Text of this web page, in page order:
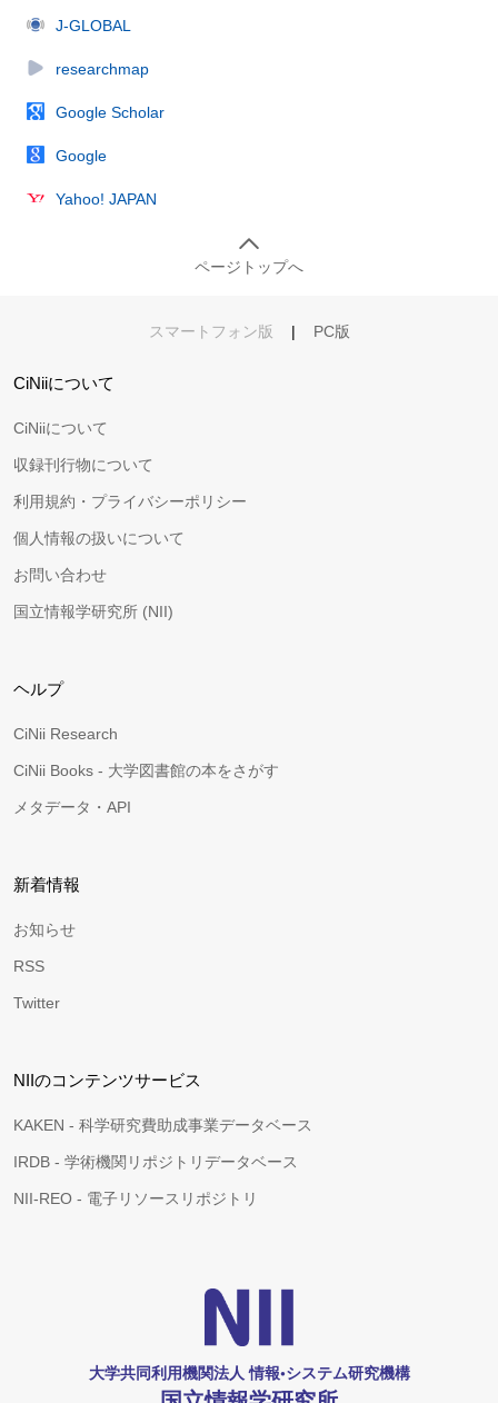
J-GLOBAL
researchmap
Google Scholar
Google
Yahoo! JAPAN
ページトップへ
スマートフォン版 | PC版
CiNiiについて
CiNiiについて
収録刊行物について
利用規約・プライバシーポリシー
個人情報の扱いについて
お問い合わせ
国立情報学研究所 (NII)
ヘルプ
CiNii Research
CiNii Books - 大学図書館の本をさがす
メタデータ・API
新着情報
お知らせ
RSS
Twitter
NIIのコンテンツサービス
KAKEN - 科学研究費助成事業データベース
IRDB - 学術機関リポジトリデータベース
NII-REO - 電子リソースリポジトリ
大学共同利用機関法人 情報•システム研究機構